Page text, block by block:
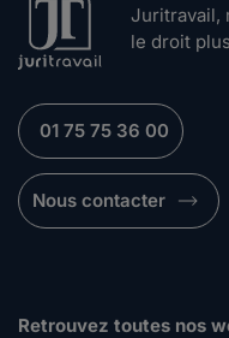
Juritravail,
le droit
01 75 75 36 00
Nous contacter
Retrouvez toutes nos